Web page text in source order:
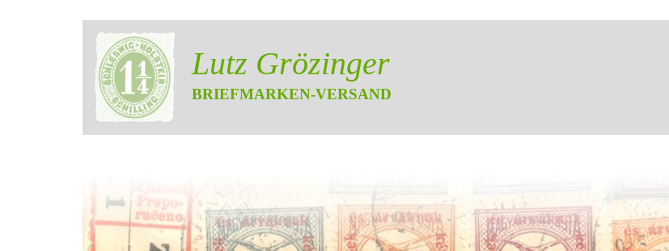
Lutz Grözinger
BRIEFMARKEN-VERSAND